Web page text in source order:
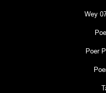
Wey
Poer